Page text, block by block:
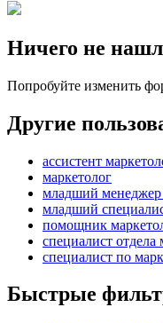
Ничего не
Попробуйте изменить
Другие
ассистент
маркетолог
младший менеджер
младший
помощник
специалист отдела
специалист по
Быстрые